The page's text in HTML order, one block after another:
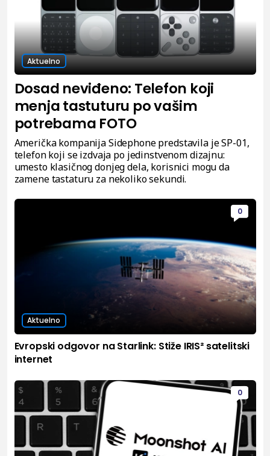
Aktuelno
Dosad neviđeno: Telefon koji
menja tastuturu po vašim
potrebama FOTO
Američka kompanija Sidephone predstavila je SP-01,
telefon koji se izdvaja po jedinstvenom dizajnu:
umesto klasičnog donjeg dela, korisnici mogu da
zamene tastaturu za nekoliko sekundi.
0
Aktuelno
Evropski odgovor na Starlink: Stiže IRIS² satelitski
internet
0